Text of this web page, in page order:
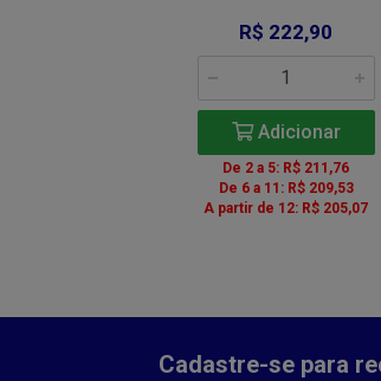
R$ 222,90
Adicionar
De 2 a 5: R$ 211,76
De 6 a 11: R$ 209,53
A partir de 12: R$ 205,07
Cadastre-se para